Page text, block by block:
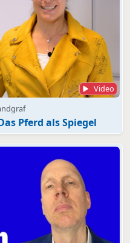
Video
Pferd als Spiegel